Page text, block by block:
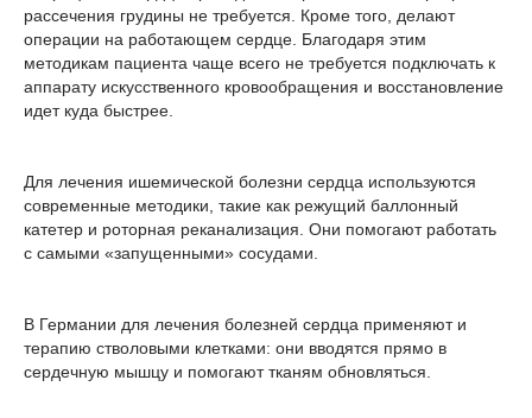
рассечения грудины не требуется. Кроме того, делают
операции на работающем сердце. Благодаря этим
методикам пациента чаще всего не требуется подключать к
аппарату искусственного кровообращения и восстановление
идет куда быстрее.
Для лечения ишемической болезни сердца используются
современные методики, такие как режущий баллонный
катетер и роторная реканализация. Они помогают работать
с самыми «запущенными» сосудами.
В Германии для лечения болезней сердца применяют и
терапию стволовыми клетками: они вводятся прямо в
сердечную мышцу и помогают тканям обновляться.